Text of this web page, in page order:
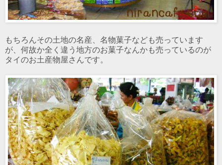
もちろんその土地の名産、名物菓子なども売っています
が、何故か全く違う地方のお菓子なんかも売っているのが
タイのお土産物屋さんです。